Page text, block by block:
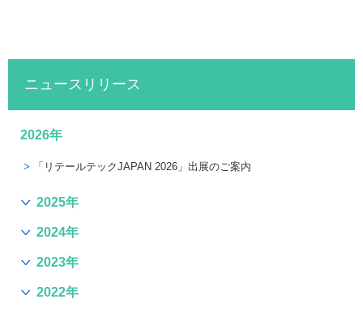
ニュースリリース
2026年
「リテールテックJAPAN 2026」出展のご案内
2025年
2024年
2023年
2022年